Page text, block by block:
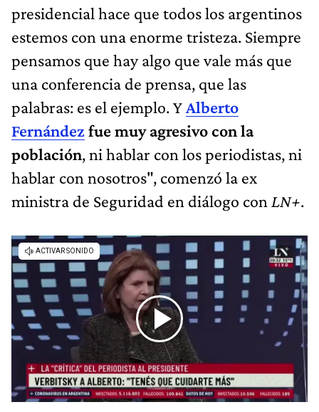
presidencial hace que todos los argentinos
estemos con una enorme tristeza. Siempre
pensamos que hay algo que vale más que
una conferencia de prensa, que las
palabras: es el ejemplo. YAlberto
Fernándezfue muy agresivo con la
población, ni hablar con los periodistas, ni
hablar con nosotros", comenzó la ex
ministra de Seguridad en diálogo con LN+.